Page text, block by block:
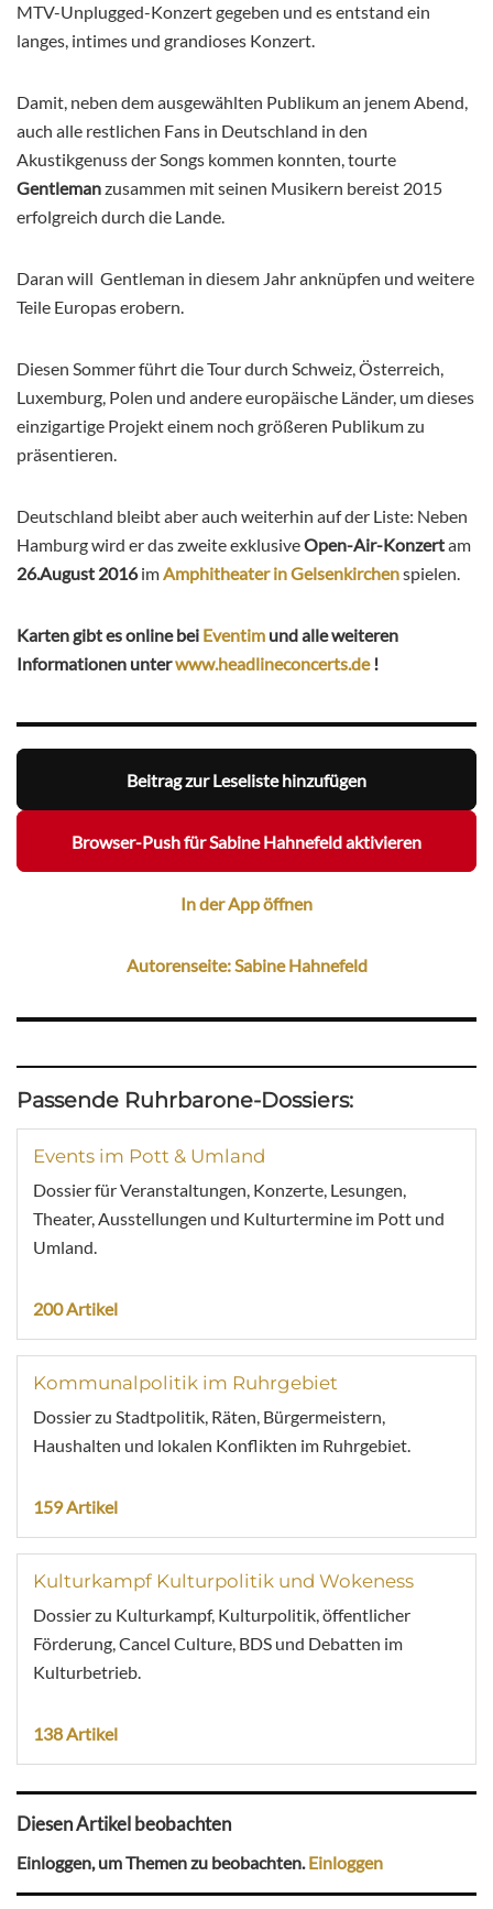
MTV-Unplugged-Konzert gegeben und es entstand ein
langes, intimes und grandioses Konzert.
Damit, neben dem ausgewählten Publikum an jenem Abend,
auch alle restlichen Fans in Deutschland in den
Akustikgenuss der Songs kommen konnten, tourte
Gentlemanzusammen mit seinen Musikern bereist 2015
erfolgreich durch die Lande.
Daran will Gentleman in diesem Jahr anknüpfen und weitere
Teile Europas erobern.
Diesen Sommer führt die Tour durch Schweiz, Österreich,
Luxemburg, Polen und andere europäische Länder, um dieses
einzigartige Projekt einem noch größeren Publikum zu
präsentieren.
Deutschland bleibt aber auch weiterhin auf der Liste: Neben
Hamburg wird er das zweite exklusiveOpen-Air-Konzertam
26.August 2016imAmphitheater in Gelsenkirchenspielen.
Karten gibt es online bei Eventim und alle weiteren
Informationen unterwww.headlineconcerts.de!
Beitrag zur Leseliste hinzufügen
Browser-Push für Sabine Hahnefeld aktivieren
In der App öffnen
Autorenseite: Sabine Hahnefeld
Passende Ruhrbarone-Dossiers:
Events im Pott & Umland
Dossier für Veranstaltungen, Konzerte, Lesungen,
Theater, Ausstellungen und Kulturtermine im Pott und
Umland.
200 Artikel
Kommunalpolitik im Ruhrgebiet
Dossier zu Stadtpolitik, Räten, Bürgermeistern,
Haushalten und lokalen Konflikten im Ruhrgebiet.
159 Artikel
Kulturkampf Kulturpolitik und Wokeness
Dossier zu Kulturkampf, Kulturpolitik, öffentlicher
Förderung, Cancel Culture, BDS und Debatten im
Kulturbetrieb.
138 Artikel
Diesen Artikel beobachten
Einloggen, um Themen zu beobachten.Einloggen